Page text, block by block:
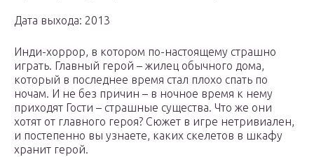
Дата выхода: 2013
Инди-хоррор, в котором по-настоящему страшно
играть. Главный герой – жилец обычного дома,
который в последнее время стал плохо спать по
ночам. И не без причин – в ночное время к нему
приходят Гости – страшные существа. Что же они
хотят от главного героя? Сюжет в игре нетривиален,
и постепенно вы узнаете, каких скелетов в шкафу
хранит герой.